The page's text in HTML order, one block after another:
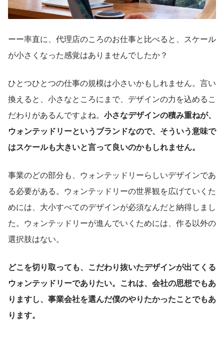
ーー率直に、代理店のころのお仕事と比べると、スケール
が小さくなった感覚はありませんでしたか？
ひとつひとつの仕事の規模は小さいかもしれません。言い
換えると、小さなところにまで、デザインの力を込めるこ
だわりがあるんですよね。 小さなデザインの積み重ねが、
ウォンテッドリーというブランドなので、そういう意味で
はスケールも大きいと言って良いのかもしれません。
事業のどの部分も、ウォンテッドリーらしいデザインであ
る必要がある。ウォンテッドリーの世界観を広げていくた
めには、大小すべてのデザインが必須なんだと納得しまし
た。ウォンテッドリーが進んでいくためには、作る以外の
選択肢はない。
どこを切り取っても、こだわり抜いたデザインが出てくる
ウォンテッドリーでありたい。これは、会社の思想でもあ
りますし、事業会社を選んだ僕のやりたかったことでもあ
ります。